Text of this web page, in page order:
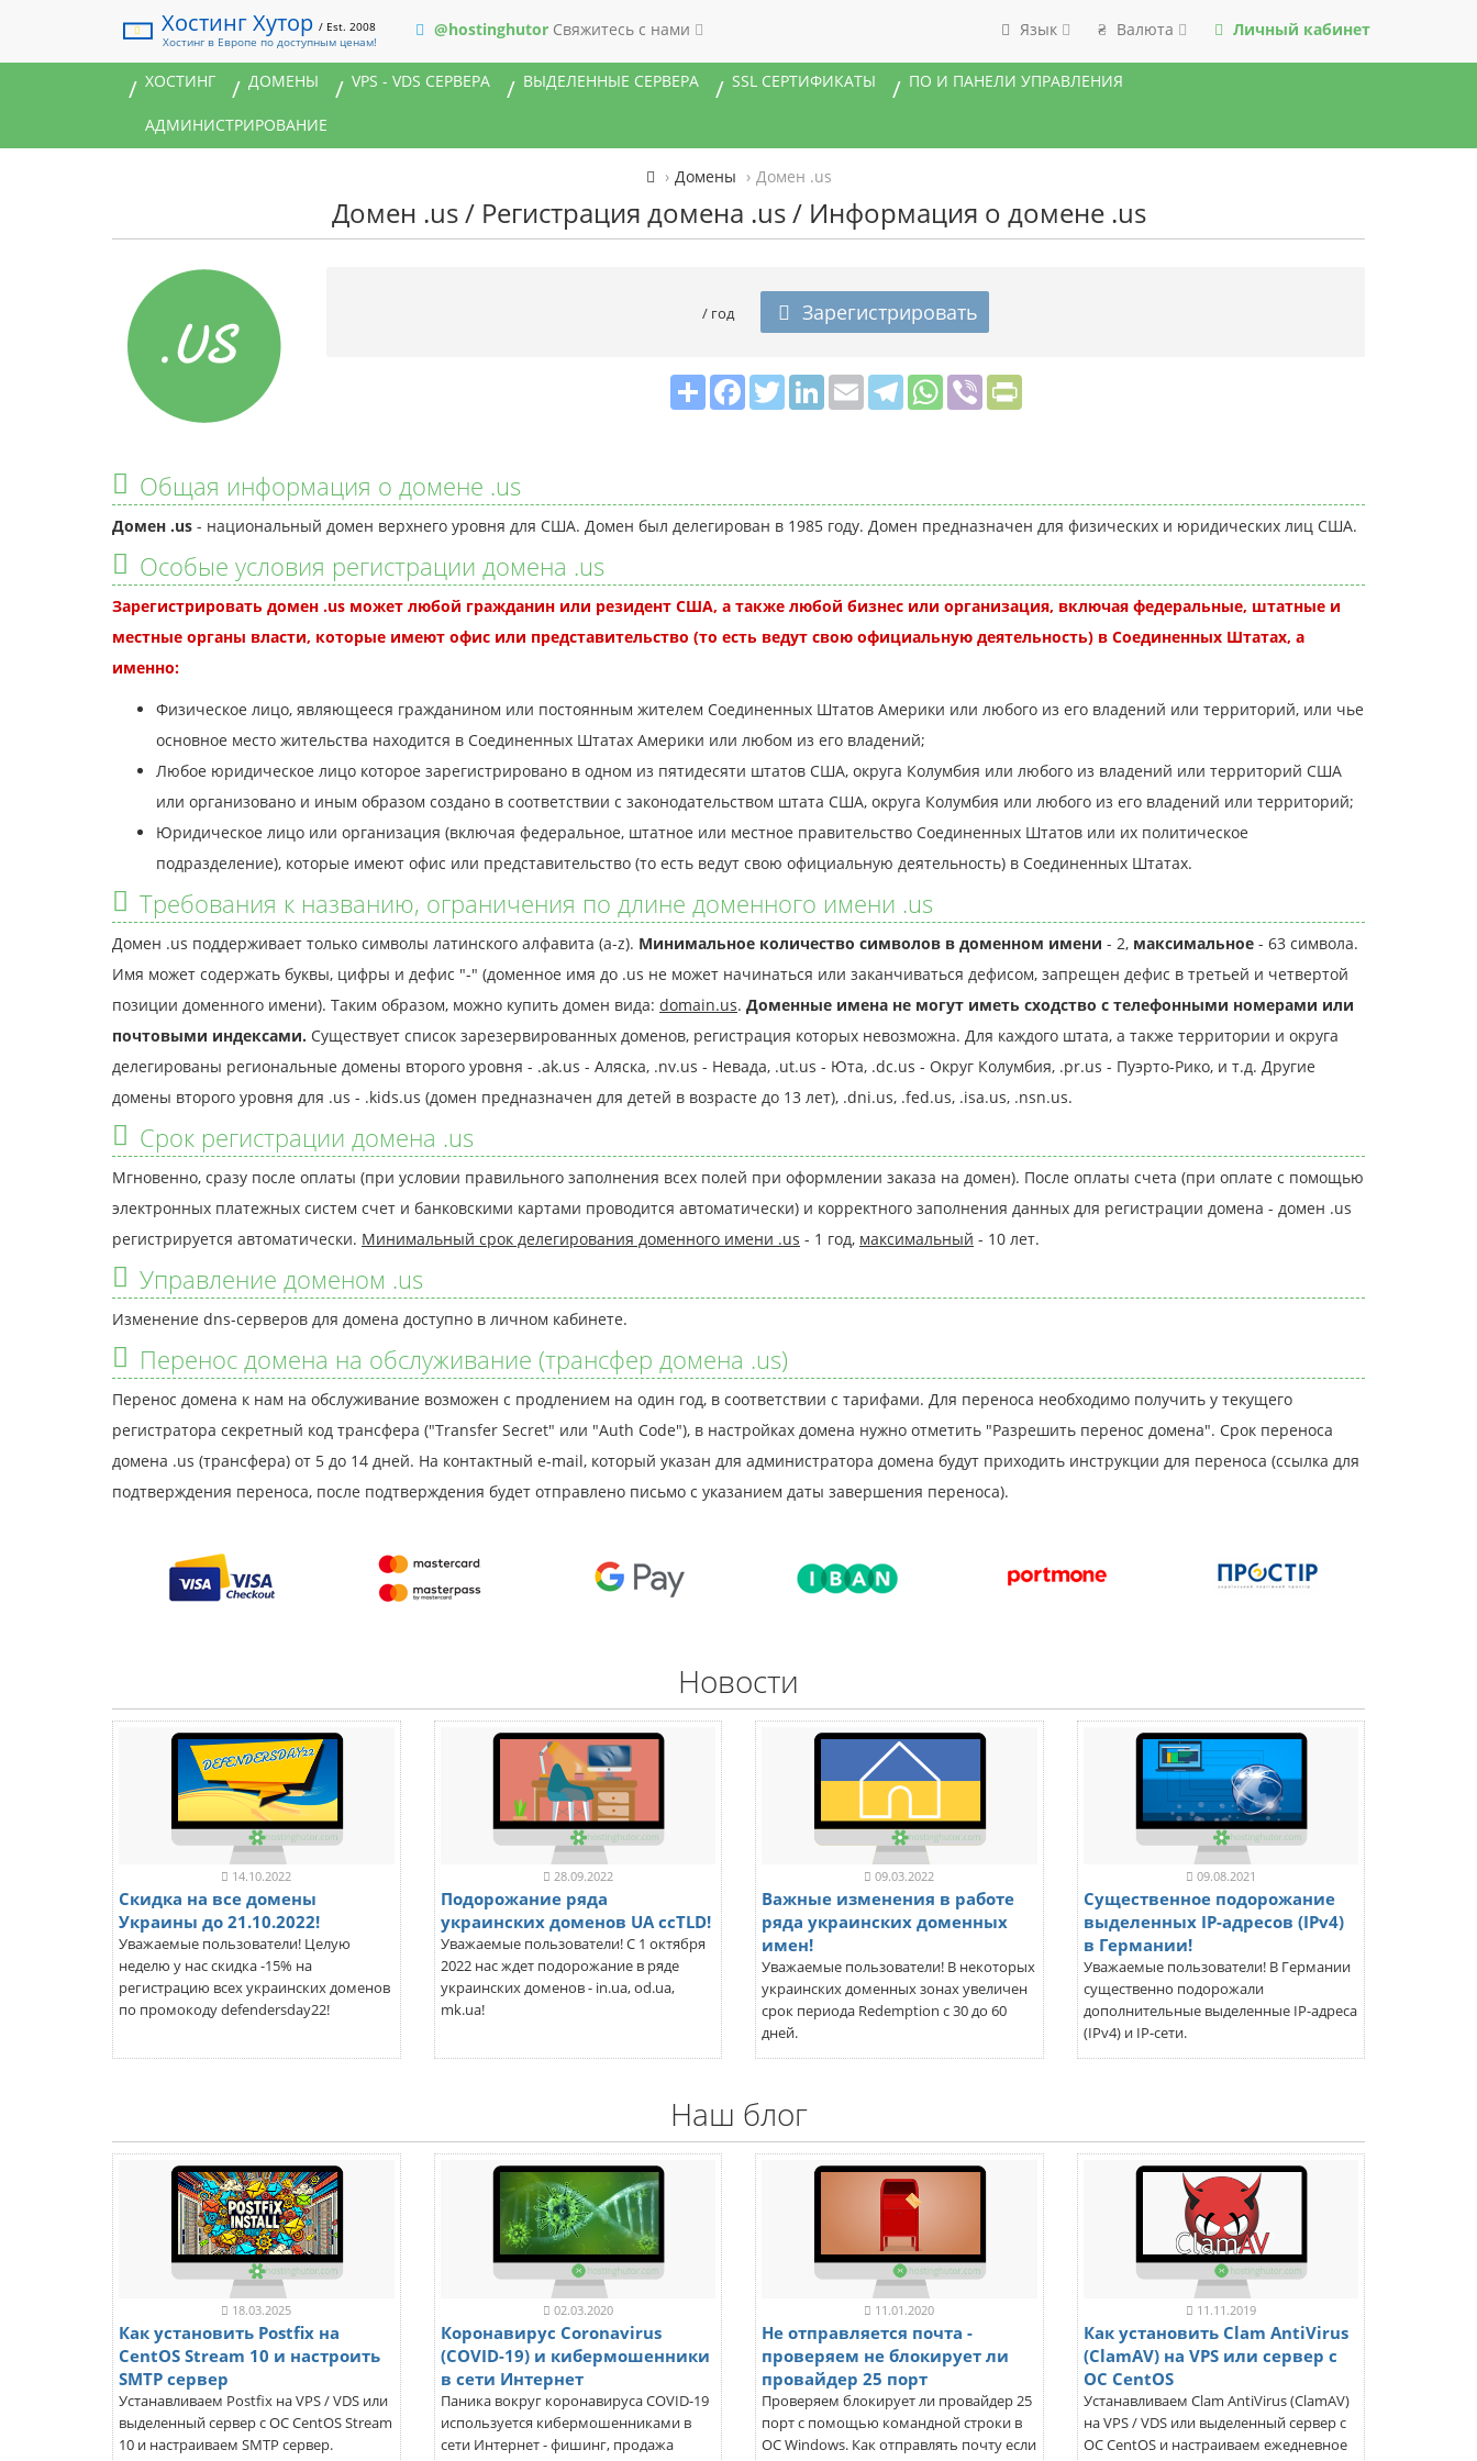
Хостинг Хутор/ Est. 2008
Хостинг в Европе по доступным ценам!
@hostinghutor Свяжитесь с нами Язык ₴ Валюта Личный кабинет
ХОСТИНГ ДОМЕНЫ VPS - VDS СЕРВЕРА ВЫДЕЛЕННЫЕ СЕРВЕРА SSL СЕРТИФИКАТЫ ПО И ПАНЕЛИ УПРАВЛЕНИЯ
АДМИНИСТРИРОВАНИЕ
Домены Домен .us
Домен .us / Регистрация домена .us / Информация о домене .us
/ год Зарегистрировать
ShareFacebook
TwitterLinkedIn
EmailTelegramWhatsApp
ViberPrintFriendly
Общая информация о домене .us
Домен .us - национальный домен верхнего уровня для США. Домен был делегирован в 1985 году. Домен предназначен для физических и юридических лиц США.
Особые условия регистрации домена .us
Зарегистрировать домен .us может любой гражданин или резидент США, а также любой бизнес или организация, включая федеральные, штатные и
местные органы власти, которые имеют офис или представительство (то есть ведут свою официальную деятельность) в Соединенных Штатах, а
именно:
Физическое лицо, являющееся гражданином или постоянным жителем Соединенных Штатов Америки или любого из его владений или территорий, или чье
основное место жительства находится в Соединенных Штатах Америки или любом из его владений;
Любое юридическое лицо которое зарегистрировано в одном из пятидесяти штатов США, округа Колумбия или любого из владений или территорий США
или организовано и иным образом создано в соответствии с законодательством штата США, округа Колумбия или любого из его владений или территорий;
Юридическое лицо или организация (включая федеральное, штатное или местное правительство Соединенных Штатов или их политическое
подразделение), которые имеют офис или представительство (то есть ведут свою официальную деятельность) в Соединенных Штатах.
Требования к названию, ограничения по длине доменного имени .us
Домен .us поддерживает только символы латинского алфавита (a-z). Минимальное количество символов в доменном имени - 2, максимальное - 63 символа.
Имя может содержать буквы, цифры и дефис "-" (доменное имя до .us не может начинаться или заканчиваться дефисом, запрещен дефис в третьей и четвертой
позиции доменного имени). Таким образом, можно купить домен вида: domain.us. Доменные имена не могут иметь сходство с телефонными номерами или
почтовыми индексами. Существует список зарезервированных доменов, регистрация которых невозможна. Для каждого штата, а также территории и округа
делегированы региональные домены второго уровня - .ak.us - Аляска, .nv.us - Невада, .ut.us - Юта, .dc.us - Округ Колумбия, .pr.us - Пуэрто-Рико, и т.д. Другие
домены второго уровня для .us - .kids.us (домен предназначен для детей в возрасте до 13 лет), .dni.us, .fed.us, .isa.us, .nsn.us.
Срок регистрации домена .us
Мгновенно, сразу после оплаты (при условии правильного заполнения всех полей при оформлении заказа на домен). После оплаты счета (при оплате с помощью
электронных платежных систем счет и банковскими картами проводится автоматически) и корректного заполнения данных для регистрации домена - домен .us
регистрируется автоматически. Минимальный срок делегирования доменного имени .us - 1 год, максимальный - 10 лет.
Управление доменом .us
Изменение dns-серверов для домена доступно в личном кабинете.
Перенос домена на обслуживание (трансфер домена .us)
Перенос домена к нам на обслуживание возможен с продлением на один год, в соответствии с тарифами. Для переноса необходимо получить у текущего
регистратора секретный код трансфера ("Transfer Secret" или "Auth Code"), в настройках домена нужно отметить "Разрешить перенос домена". Срок переноса
домена .us (трансфера) от 5 до 14 дней. На контактный e-mail, который указан для администратора домена будут приходить инструкции для переноса (ссылка для
подтверждения переноса, после подтверждения будет отправлено письмо с указанием даты завершения переноса).
Новости
14.10.2022
Скидка на все домены
Украины до 21.10.2022!
Уважаемые пользователи! Целую
неделю у нас скидка -15% на
регистрацию всех украинских доменов
по промокоду defendersday22!
28.09.2022
Подорожание ряда
украинских доменов UA ccTLD!
Уважаемые пользователи! С 1 октября
2022 нас ждет подорожание в ряде
украинских доменов - in.ua, od.ua,
mk.ua!
09.03.2022
Важные изменения в работе
ряда украинских доменных
имен!
Уважаемые пользователи! В некоторых
украинских доменных зонах увеличен
срок периода Redemption с 30 до 60
дней.
09.08.2021
Существенное подорожание
выделенных IP-адресов (IPv4)
в Германии!
Уважаемые пользователи! В Германии
существенно подорожали
дополнительные выделенные IP-адреса
(IPv4) и IP-сети.
Наш блог
18.03.2025
Как установить Postfix на
CentOS Stream 10 и настроить
SMTP сервер
Устанавливаем Postfix на VPS / VDS или
выделенный сервер с ОС CentOS Stream
10 и настраиваем SMTP сервер.
02.03.2020
Коронавирус Coronavirus
(COVID-19) и кибермошенники
в сети Интернет
Паника вокруг коронавируса COVID-19
используется кибермошенниками в
сети Интернет - фишинг, продажа
11.01.2020
Не отправляется почта -
проверяем не блокирует ли
провайдер 25 порт
Проверяем блокирует ли провайдер 25
порт с помощью командной строки в
ОС Windows. Как отправлять почту если
11.11.2019
Как установить Clam AntiVirus
(ClamAV) на VPS или сервер с
ОС CentOS
Устанавливаем Clam AntiVirus (ClamAV)
на VPS / VDS или выделенный сервер с
ОС CentOS и настраиваем ежедневное